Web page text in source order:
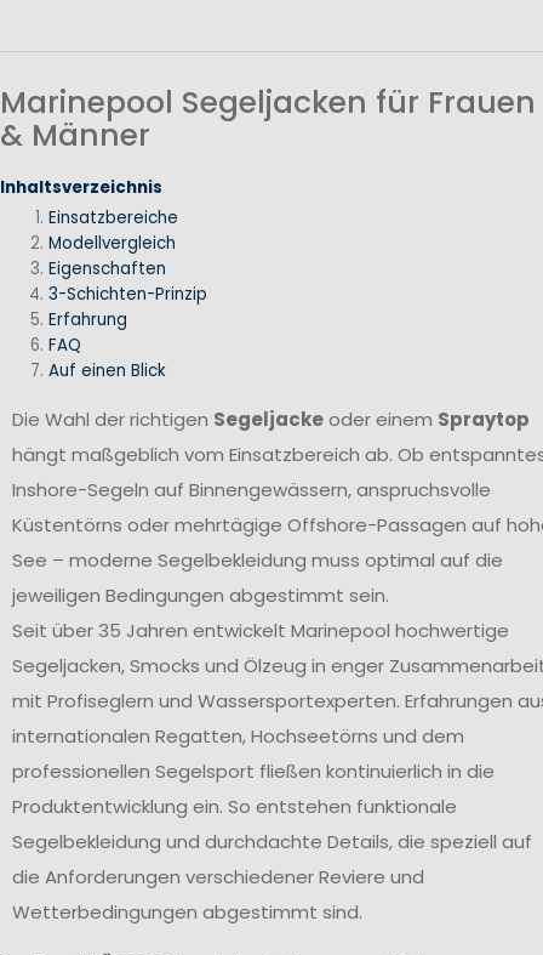
Marinepool Segeljacken für Frauen
& Männer
Inhaltsverzeichnis
Einsatzbereiche
Modellvergleich
Eigenschaften
3-Schichten-Prinzip
Erfahrung
FAQ
Auf einen Blick
Die Wahl der richtigen Segeljackeoder einem Spraytop
hängt maßgeblich vom Einsatzbereich ab. Ob
Inshore-Segeln auf Binnengewässern, anspruchsvolle
Küstentörns oder mehrtägige Offshore-Passagen auf
See – moderne Segelbekleidung muss optimal auf die
jeweiligen Bedingungen abgestimmt sein.
Seit über 35 Jahren entwickelt Marinepool hochwertige
Segeljacken, Smocks und Ölzeug in enger
mit Profiseglern und Wassersportexperten. Erfahrungen
internationalen Regatten, Hochseetörns und dem
professionellen Segelsport fließen kontinuierlich in die
Produktentwicklung ein. So entstehen funktionale
Segelbekleidung und durchdachte Details, die speziell auf
die Anforderungen verschiedener Reviere und
Wetterbedingungen abgestimmt sind.